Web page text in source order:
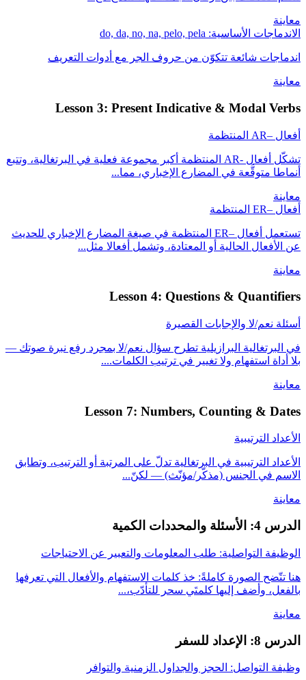
معاينة
الاندماجات الأساسية: do, da, no, na, pelo, pela
اندماجات شائعة تتكوّن من حروف الجر مع أدوات التعريف
معاينة
Lesson 3: Present Indicative & Modal Verbs
أفعال –AR المنتظمة
تشكّل أفعال -AR المنتظمة أكبر مجموعة فعلية في البرتغالية، وتتبع
أنماطا متوقَّعة في المضارع الإخباري، مما...
معاينة
أفعال –ER المنتظمة
تستعمل أفعال –ER المنتظمة في صيغة المضارع الإخباري للحديث
عن الأفعال الحالية أو المعتادة، وتشمل أفعالا مثل...
معاينة
Lesson 4: Questions & Quantifiers
أسئلة نعم/لا والإجابات القصيرة
في البرتغالية البرازيلية تطرح سؤال نعم/لا بمجرد رفع نبرة صوتك —
بلا أداة استفهام ولا تغيير في ترتيب الكلمات....
معاينة
Lesson 7: Numbers, Counting & Dates
الأعداد الترتيبية
الأعداد الترتيبية في البرتغالية تدلّ على المرتبة أو الترتيب، وتطابق
الاسم في الجنس (مذكّر/مؤنّث) — لكنّ...
معاينة
الدرس 4: الأسئلة والمحددات الكمية
الوظيفة التواصلية: طلب المعلومات والتعبير عن الاحتياجات
هنا تتّضح الصورة كاملةً: خذ كلمات الاستفهام والأفعال التي تعرفها
بالفعل، وأضف إليها كلمتَي سحر للتأدّب،...
معاينة
الدرس 8: الإعداد للسفر
وظيفة التواصل: الحجز والجداول الزمنية والتوافر